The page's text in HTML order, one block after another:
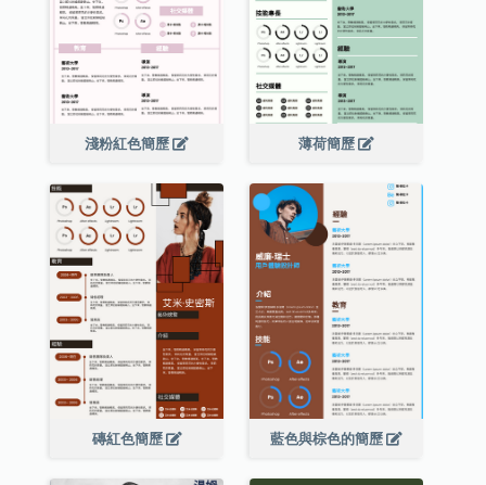
淺粉紅色簡歷 薄荷簡歷
磚紅色簡歷 藍色與棕色的簡歷